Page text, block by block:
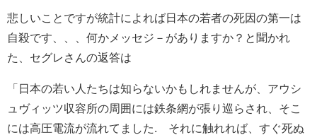
悲しいことですが統計によれば日本の若者の死因の第一は
自殺です、、、何かメッセジ－がありますか？と聞かれ
た、セグレさんの返答は
「日本の若い人たちは知らないかもしれませんが、アウシ
ュヴィッツ収容所の周囲には鉄条網が張り巡らされ、そこ
には高圧電流が流れてました. それに触れれば、すぐ死ぬ